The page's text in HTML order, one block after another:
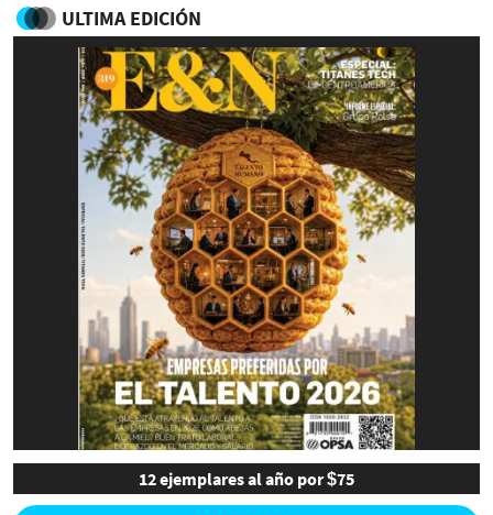
ULTIMA EDICIÓN
12 ejemplares al año por $75